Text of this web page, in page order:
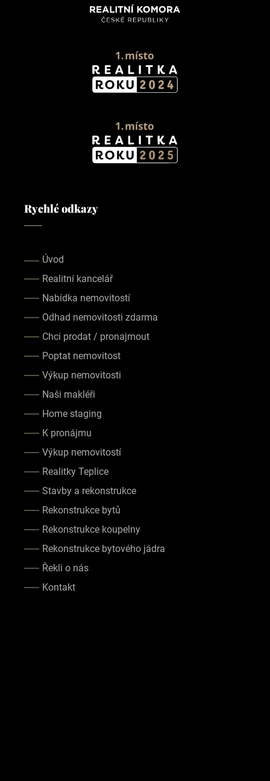
Rychlé odkazy
Úvod
Realitní kancelář
Nabídka nemovitostí
Odhad nemovitosti zdarma
Chci prodat / pronajmout
Poptat nemovitost
Výkup nemovitosti
Naši makléři
Home staging
K pronájmu
Výkup nemovitostí
Realitky Teplice
Stavby a rekonstrukce
Rekonstrukce bytů
Rekonstrukce koupelny
Rekonstrukce bytového jádra
Řekli o nás
Kontakt